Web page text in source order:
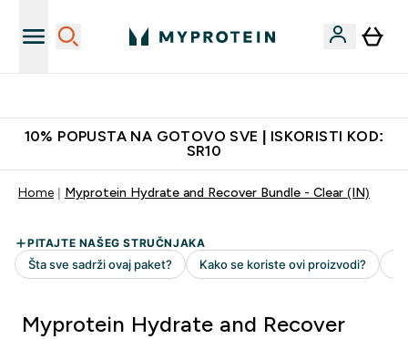
10% POPUSTA NA GOTOVO SVE | ISKORISTI KOD:
SR10
Home Myprotein Hydrate and Recover Bundle - Clear (IN)
Myprotein Hydrate and Recover